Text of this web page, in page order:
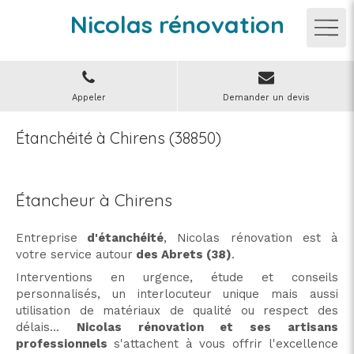
Nicolas rénovation
Appeler Demander un devis
Étanchéité à Chirens (38850)
Étancheur à Chirens
Entreprise d'étanchéité, Nicolas rénovation est à
votre service autour des Abrets (38).
Interventions en urgence, étude et conseils
personnalisés, un interlocuteur unique mais aussi
utilisation de matériaux de qualité ou respect des
délais... Nicolas rénovation et ses artisans
professionnels s'attachent à vous offrir l'excellence